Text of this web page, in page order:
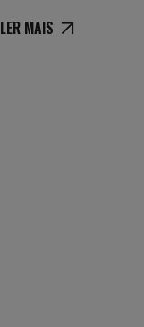
LER MAIS